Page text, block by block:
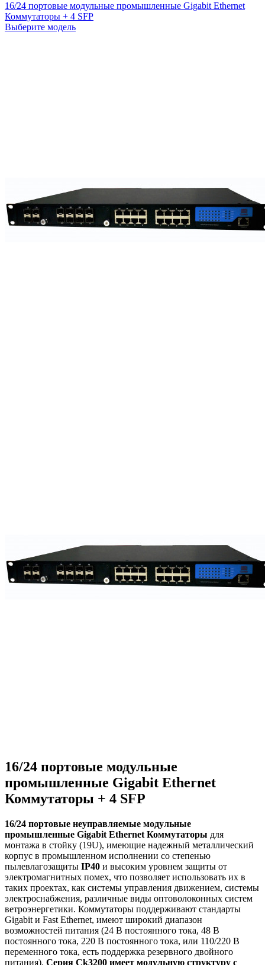
16/24 портовые модульные промышленные Gigabit Ethernet
Коммутаторы + 4 SFP
Выберите модель
16/24 портовые модульные
промышленные Gigabit Ethernet
Коммутаторы + 4 SFP
16/24 портовые неуправляемые модульные
промышленные Gigabit Ethernet Коммутаторы для
монтажа в стойку (19U), имеющие надежный металлический
корпус в промышленном исполнении со степенью
пылевлагозащиты IP40 и высоким уровнем защиты от
электромагнитных помех, что позволяет использовать их в
таких проектах, как системы управления движением, системы
электроснабжения, различные виды оптоволоконных систем
ветроэнергетики. Коммутаторы поддерживают стандарты
Gigabit и Fast Ethernet, имеют широкий диапазон
возможностей питания (24 В постоянного тока, 48 В
постоянного тока, 220 В постоянного тока, или 110/220 В
переменного тока, есть поддержка резервного двойного
питания). Серия Ck3200 имеет модульную структуру с